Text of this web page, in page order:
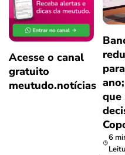
Acesse o canal
gratuito
meutudo.notícias
que
6